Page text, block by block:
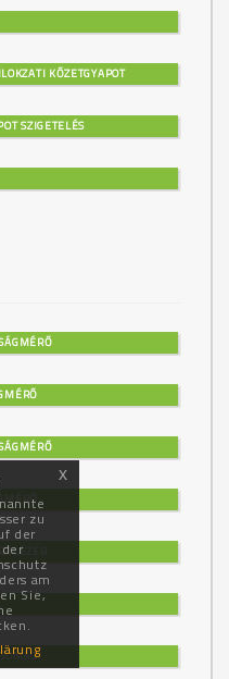
KŐZETGYAPOT
SZIGETELÉS
zu
der
am
Sie,
x